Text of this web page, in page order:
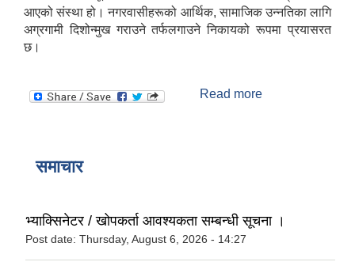
आएको संस्था हो। नगरवासीहरूको आर्थिक, सामाजिक उन्नतिका लागि
अग्रगामी दिशोन्मुख गराउने तर्फलगाउने निकायको रूपमा प्रयासरत
छ।
Read more
समाचार
भ्याक्सिनेटर / खोपकर्ता आवश्यकता सम्बन्धी सूचना ।
Post date: Thursday, August 6, 2026 - 14:27